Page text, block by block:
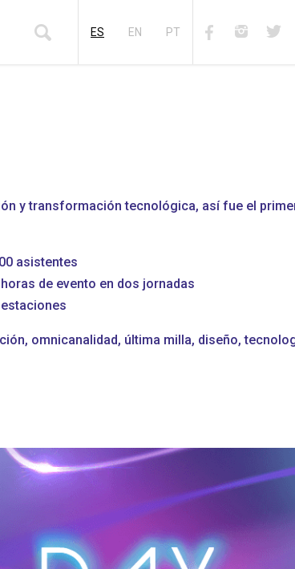
ES EN PT
y transformación tecnológica, así fue el
asistentes
de evento en dos jornadas
omnicanalidad, última milla, diseño,